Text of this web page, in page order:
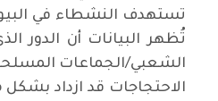
تستهدف النشطاء في
تُظهر البيانات أن الدور
الشعبي/الجماعات